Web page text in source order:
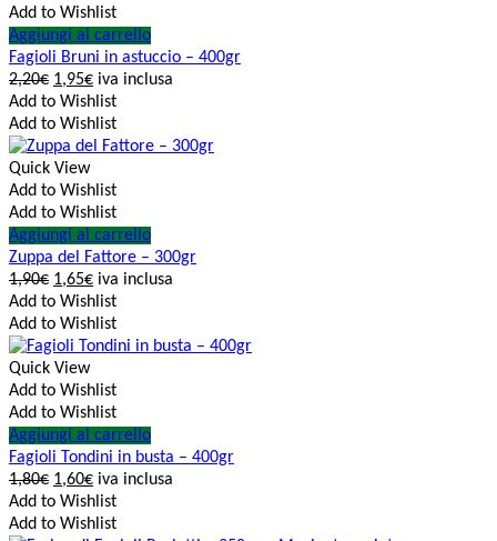
Add to Wishlist
Aggiungi al carrello
Fagioli Bruni in astuccio – 400gr
2,20€ 1,95€ iva inclusa
Add to Wishlist
Add to Wishlist
Quick View
Add to Wishlist
Add to Wishlist
Aggiungi al carrello
Zuppa del Fattore – 300gr
1,90€ 1,65€ iva inclusa
Add to Wishlist
Add to Wishlist
Quick View
Add to Wishlist
Add to Wishlist
Aggiungi al carrello
Fagioli Tondini in busta – 400gr
1,80€ 1,60€ iva inclusa
Add to Wishlist
Add to Wishlist